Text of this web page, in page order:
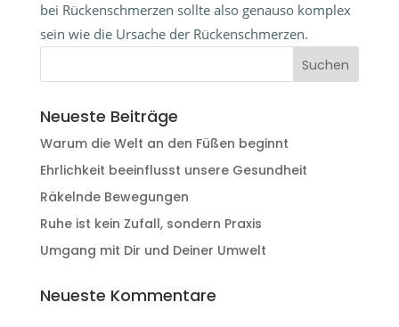
bei Rückenschmerzen sollte also genauso komplex
sein wie die Ursache der Rückenschmerzen.
Neueste Beiträge
Warum die Welt an den Füßen beginnt
Ehrlichkeit beeinflusst unsere Gesundheit
Räkelnde Bewegungen
Ruhe ist kein Zufall, sondern Praxis
Umgang mit Dir und Deiner Umwelt
Neueste Kommentare